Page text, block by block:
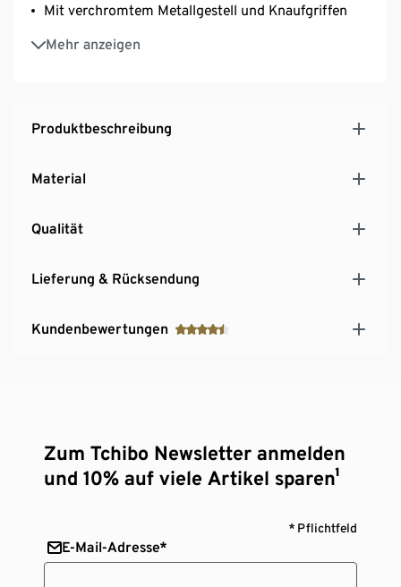
Mit verchromtem Metallgestell und Knaufgriffen
Mehr anzeigen
Regal mit höhenverstellbaren Kunststofffüssen für
einen festen Stand auch auf unebenen Flächen
Produktbeschreibung
Material
Qualität
Lieferung & Rücksendung
Kundenbewertungen
Zum Tchibo Newsletter anmelden
und 10% auf viele Artikel sparen¹
* Pflichtfeld
E-Mail-Adresse*